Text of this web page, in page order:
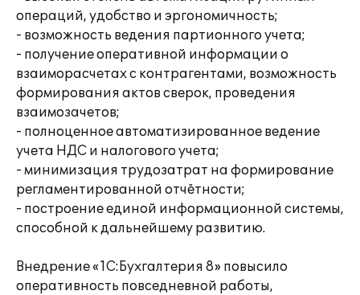
операций, удобство и эргономичность;
- возможность ведения партионного учета;
- получение оперативной информации о
взаиморасчетах с контрагентами, возможность
формирования актов сверок, проведения
взаимозачетов;
- полноценное автоматизированное ведение
учета НДС и налогового учета;
- минимизация трудозатрат на формирование
регламентированной отчётности;
- построение единой информационной системы,
способной к дальнейшему развитию.
Внедрение «1С:Бухгалтерия 8» повысило
оперативность повседневной работы,